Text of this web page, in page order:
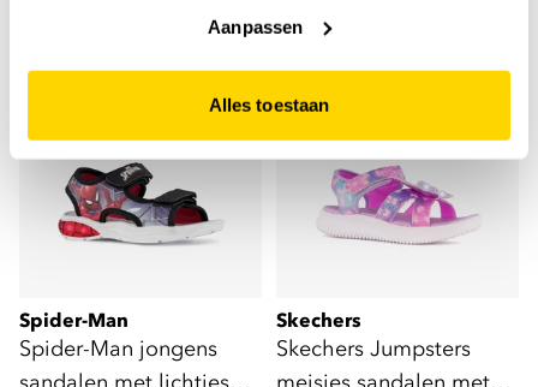
website niet optimaal functioneert.
Aanpassen
Alles toestaan
Spider-Man
Spider-Man jongens
Skechers
Skechers Jumpsters